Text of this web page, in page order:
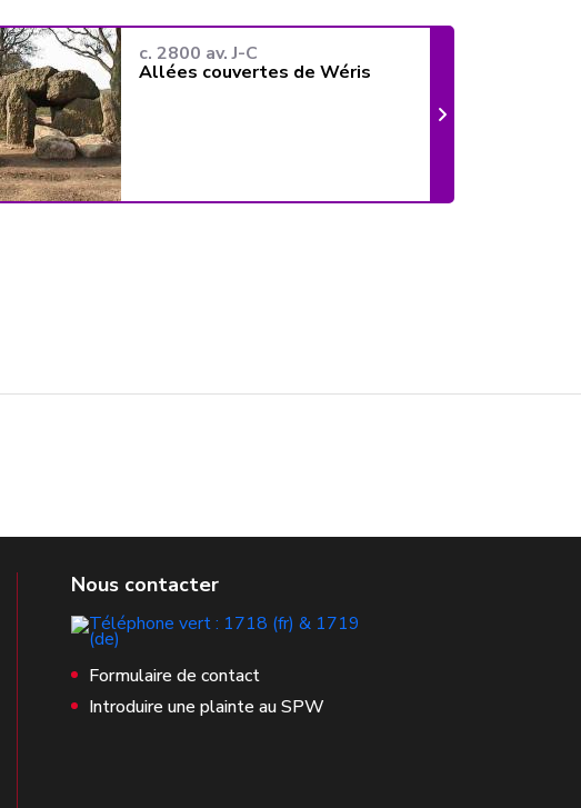
c. 2800 av. J-C
Allées couvertes de Wéris
Formulaire de contact
Introduire une plainte au SPW